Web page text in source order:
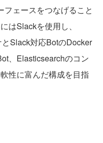
ェースをつなげること
はSlackを使用し、
Slack対応BotのDocker
、Elasticsearchのコン
性に富んだ構成を目指